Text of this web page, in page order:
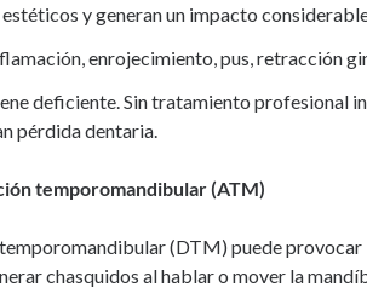
y generan un impacto
enrojecimiento, pus, retracción
deficiente. Sin tratamiento profesional
pérdida dentaria.
temporomandibular (ATM)
(DTM) puede
chasquidos al hablar o mover la